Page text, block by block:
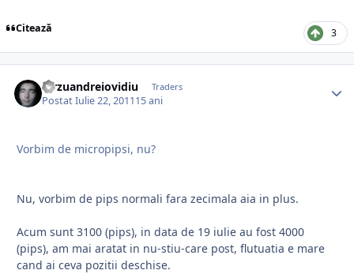
Citează 3
dirzuandreiovidiu Traders
PostatIulie 22, 201115 ani
Vorbim de micropipsi, nu?
Nu, vorbim de pips normali fara zecimala aia in plus.
Acum sunt 3100 (pips), in data de 19 iulie au fost 4000
(pips), am mai aratat in nu-stiu-care post, flutuatia e mare
cand ai ceva pozitii deschise.